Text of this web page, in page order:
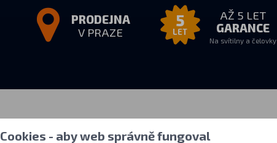
PRODEJNA
V PRAZE
5
LET
AŽ 5 LET
GARANCE
Na svítilny a čelovky
Osobní vyzvednutí Vše o nákupu
Cookies - aby web správně fungoval